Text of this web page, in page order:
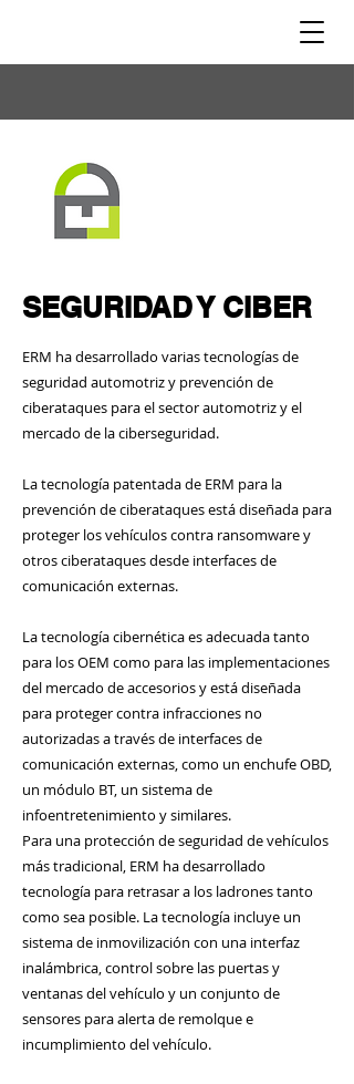
SEGURIDAD Y CIBER
ERM ha desarrollado varias tecnologías de
seguridad automotriz y prevención de
ciberataques para el sector automotriz y el
mercado de la ciberseguridad.
La tecnología patentada de ERM para la
prevención de ciberataques está diseñada para
proteger los vehículos contra ransomware y
otros ciberataques desde interfaces de
comunicación externas.
La tecnología cibernética es adecuada tanto
para los OEM como para las implementaciones
del mercado de accesorios y está diseñada
para proteger contra infracciones no
autorizadas a través de interfaces de
comunicación externas, como un enchufe OBD,
un módulo BT, un sistema de
infoentretenimiento y similares.
Para una protección de seguridad de vehículos
más tradicional, ERM ha desarrollado
tecnología para retrasar a los ladrones tanto
como sea posible. La tecnología incluye un
sistema de inmovilización con una interfaz
inalámbrica, control sobre las puertas y
ventanas del vehículo y un conjunto de
sensores para alerta de remolque e
incumplimiento del vehículo.